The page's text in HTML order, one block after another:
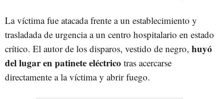
La víctima fue atacada frente a un establecimiento y
trasladada de urgencia a un centro hospitalario en estado
crítico. El autor de los disparos, vestido de negro, huyó
del lugar en patinete eléctrico tras acercarse
directamente a la víctima y abrir fuego.